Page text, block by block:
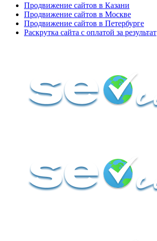
Продвижение сайтов в Казани
Продвижение сайтов в Москве
Продвижение сайтов в Петербурге
Раскрутка сайта с оплатой за результат